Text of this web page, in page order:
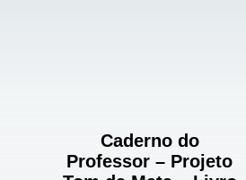
Caderno do
Professor – Projeto